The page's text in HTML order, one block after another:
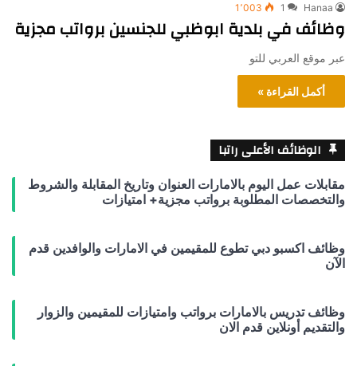
Hanaa
1 1٬003
وظائف في بلدية ابوظبي للجنسين برواتب مجزية
عبر موقع العربي للتو
أكمل القراءة »
الوظائف الأعلى راتبا
مقابلات عمل اليوم بالامارات العنوان وتاريخ المقابلة والشروط
والتخصصات المطلوبة برواتب مجزية+ امتيازات
وظائف اكسبو دبي تطوع للمقيمين في الامارات والوافدين قدم
الآن
وظائف تدريس بالامارات برواتب وامتيازات للمقيمين والزوار
والتقديم أونلاين قدم الان